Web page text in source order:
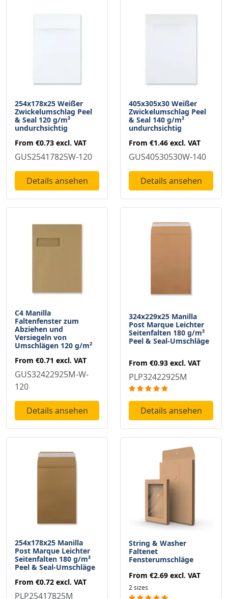
254x178x25 Weißer
Zwickelumschlag Peel
& Seal 120 g/m²
undurchsichtig
From €0.73 excl. VAT
GUS25417825W-120
Details ansehen
405x305x30 Weißer
Zwickelumschlag Peel
& Seal 140 g/m²
undurchsichtig
From €1.46 excl. VAT
GUS40530530W-140
Details ansehen
C4 Manilla
Faltenfenster zum
Abziehen und
Versiegeln von
Umschlägen 120 g/m²
From €0.71 excl. VAT
GUS32422925M-W-
120
Details ansehen
324x229x25 Manilla
Post Marque Leichter
Seitenfalten 180 g/m²
Peel & Seal-Umschläge
From €0.93 excl. VAT
PLP32422925M
Details ansehen
254x178x25 Manilla
Post Marque Leichter
Seitenfalten 180 g/m²
Peel & Seal-Umschläge
From €0.72 excl. VAT
PLP25417825M
String & Washer
Faltenet
Fensterumschläge
From €2.69 excl. VAT
2 sizes